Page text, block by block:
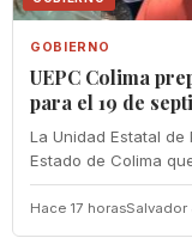
GOBIERNO
UEPC Colima
para el 19 de
La Unidad Estatal de
Estado de Colima
Hace 17 horasSalvador